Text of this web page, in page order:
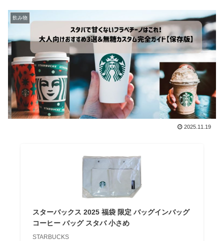
飲み物
2025.11.19
スターバックス 2025 福袋 限定 バッグインバッグ
コーヒー バッグ スタバ 小さめ
STARBUCKS